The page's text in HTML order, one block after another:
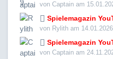
von Captain am
Spielemagazin
von Rylith am
Spielemagazin
von Captain am